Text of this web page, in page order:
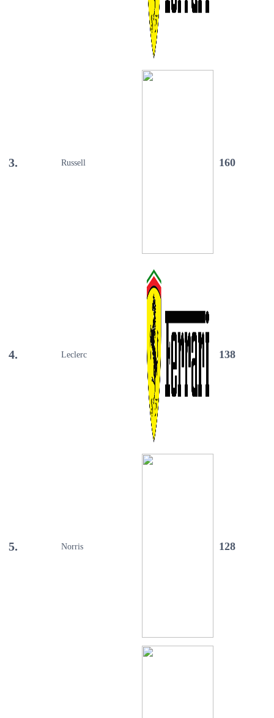
3. Russell 160
4. Leclerc 138
5. Norris 128